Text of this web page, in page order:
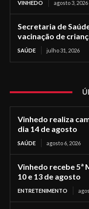
VINHEDO agosto 3, 2026
Secretaria de
vacinação de
SAÚDE julho 31, 2026
Vinhedo realiza
dia 14 de agosto
SAÚDE agosto 6, 2026
Vinhedo recebe 5ª
10 e 13 de agosto
ENTRETENIMENTO